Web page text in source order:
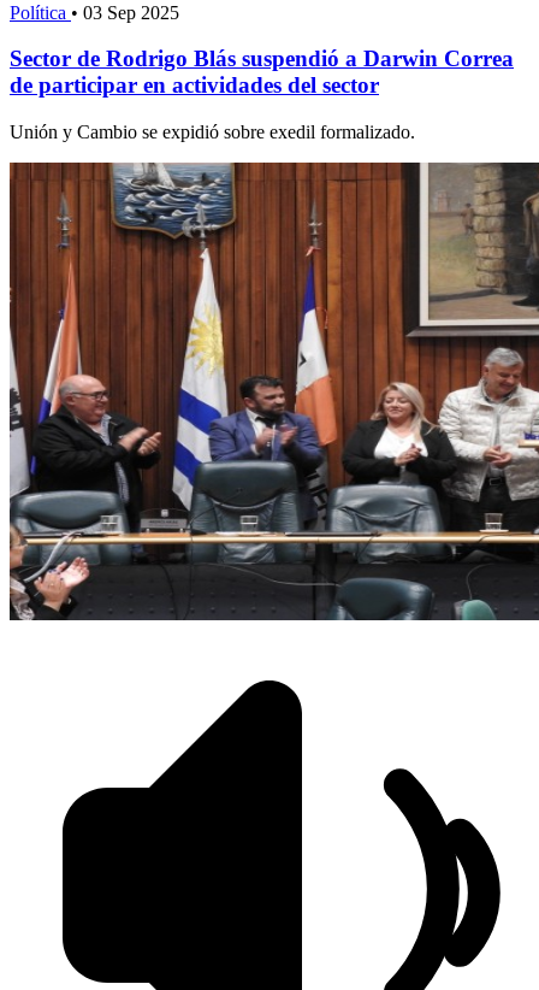
Política • 03 Sep 2025
Sector de Rodrigo Blás suspendió a Darwin Correa
de participar en actividades del sector
Unión y Cambio se expidió sobre exedil formalizado.